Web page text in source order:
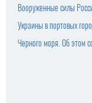
Вооруженные силы
Украины в портовых
Черного моря. Об этом